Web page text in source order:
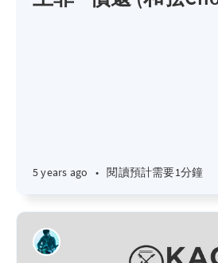
5 years ago • 閱讀預計需要1分鐘